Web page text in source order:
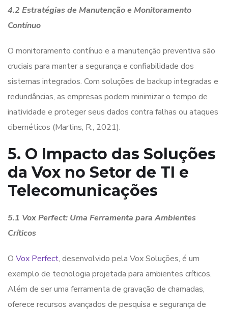
4.2 Estratégias de Manutenção e Monitoramento
Contínuo
O monitoramento contínuo e a manutenção preventiva são
cruciais para manter a segurança e confiabilidade dos
sistemas integrados. Com soluções de backup integradas e
redundâncias, as empresas podem minimizar o tempo de
inatividade e proteger seus dados contra falhas ou ataques
cibernéticos (Martins, R., 2021).
5. O Impacto das Soluções
da Vox no Setor de TI e
Telecomunicações
5.1 Vox Perfect: Uma Ferramenta para Ambientes
Críticos
O Vox Perfect, desenvolvido pela Vox Soluções, é um
exemplo de tecnologia projetada para ambientes críticos.
Além de ser uma ferramenta de gravação de chamadas,
oferece recursos avançados de pesquisa e segurança de